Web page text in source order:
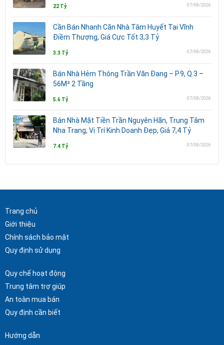
22 Tỷ 07/08/2026
Cần Bán Nhanh Căn Nhà Tâm Huyết Tại Vĩnh
Điềm Thượng, Giá Cực Tốt 3,3 Tỷ
3.3 Tỷ 07/08/2026
Bán Nhà Hẻm Thông Trần Văn Đang – P.9, Q.3 –
56M² 2 Tầng
5.6 Tỷ 07/08/2026
Bán Nhà Mặt Tiền Trần Nguyên Hãn, Trung Tâm
Nha Trang, Vị Trí Kinh Doanh Đẹp, Giá 7,4 Tỷ
7.4 Tỷ 07/08/2026
Trang chủ
Giới thiệu
Chính sách bảo mật
Quy định sử dụng
Quy chế hoạt động
Trung tâm trợ giúp
An toàn mua bán
Quy định cần biết
Hướng dẫn